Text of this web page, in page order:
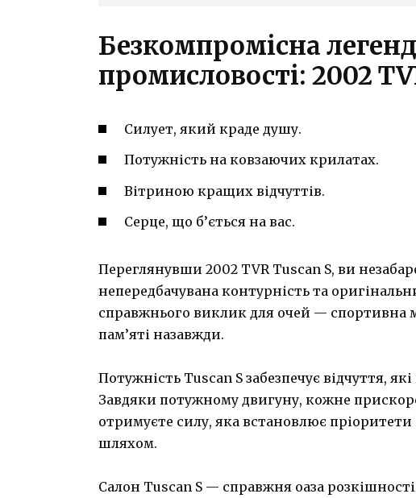
Безкомпромісна
промисловості: 2002
Силует, який краде душу.
Потужність на ковзаючих крилатах.
Вітриною кращих відчуттів.
Серце, що б’ється на вас.
Переглянувши 2002 TVR Tuscan S, ви
непередбачувана контурність та
справжнього виклик для очей —
пам’яті назавжди.
Потужність Tuscan S забезпечує відчуття,
Завдяки потужному двигуну, кожне
отримуєте силу, яка встановлює пріоритети
шляхом.
Салон Tuscan S — справжня оаза